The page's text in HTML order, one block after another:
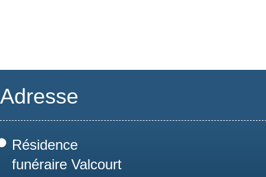
Adresse
Résidence
funéraire Valcourt